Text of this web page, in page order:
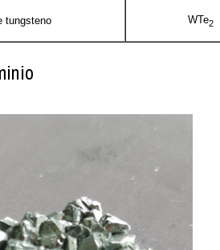
tungsteno WTe2